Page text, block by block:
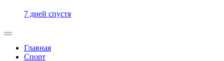
7 дней спустя
Главная
Спорт